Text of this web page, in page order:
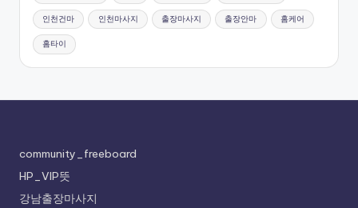
인천건마 인천마사지 출장마사지 출장안마 홈케어
홈타이
community_freeboard
HP_VIP뜻
강남출장마사지